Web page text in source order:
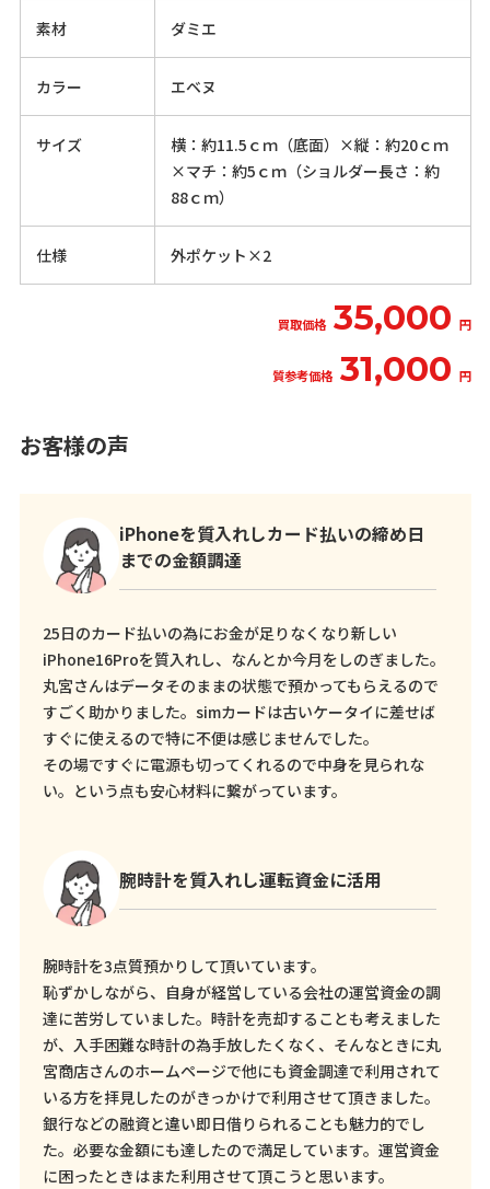
素材 ダミエ
カラー エベヌ
サイズ
横：約11.5ｃｍ（底面）×縦：約20ｃｍ
×マチ：約5ｃｍ（ショルダー長さ：約
88ｃｍ）
仕様 外ポケット×2
買取価格 35,000 円
質参考価格 31,000 円
お客様の声
iPhoneを質入れしカード払いの締め日
までの金額調達
25日のカード払いの為にお金が足りなくなり新しい
iPhone16Proを質入れし、なんとか今月をしのぎました。
丸宮さんはデータそのままの状態で預かってもらえるので
すごく助かりました。simカードは古いケータイに差せば
すぐに使えるので特に不便は感じませんでした。
その場ですぐに電源も切ってくれるので中身を見られな
い。という点も安心材料に繋がっています。
腕時計を質入れし運転資金に活用
腕時計を3点質預かりして頂いています。
恥ずかしながら、自身が経営している会社の運営資金の調
達に苦労していました。時計を売却することも考えました
が、入手困難な時計の為手放したくなく、そんなときに丸
宮商店さんのホームページで他にも資金調達で利用されて
いる方を拝見したのがきっかけで利用させて頂きました。
銀行などの融資と違い即日借りられることも魅力的でし
た。必要な金額にも達したので満足しています。運営資金
に困ったときはまた利用させて頂こうと思います。